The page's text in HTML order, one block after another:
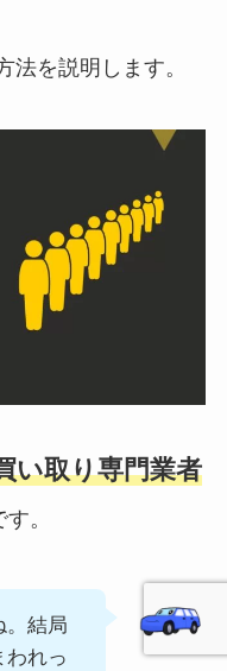
法を説明します。
い取り専門業者
。
。結局
われっ